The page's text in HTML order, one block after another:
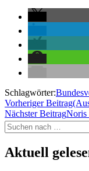
Schlagwörter:
Vorheriger Beitrag
Nächster BeitragNoris
Suchen
nach …
Aktuell